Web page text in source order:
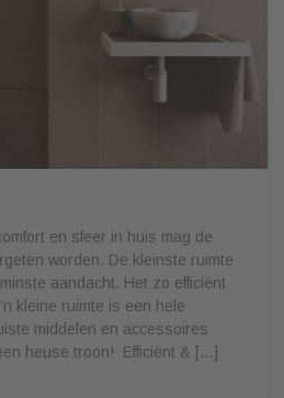
en sfeer in huis mag de
worden. De kleinste ruimte
aandacht. Het zo efficiënt
kleine ruimte is een hele
middelen en accessoires
heuse troon! Efficiënt & […]